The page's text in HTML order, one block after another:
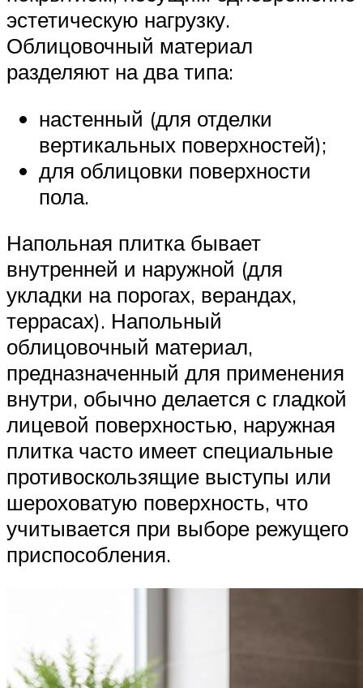
эстетическую нагрузку.
Облицовочный материал
разделяют на два типа:
настенный (для отделки
вертикальных поверхностей);
для облицовки поверхности
пола.
Напольная плитка бывает
внутренней и наружной (для
укладки на порогах, верандах,
террасах). Напольный
облицовочный материал,
предназначенный для применения
внутри, обычно делается с гладкой
лицевой поверхностью, наружная
плитка часто имеет специальные
противоскользящие выступы или
шероховатую поверхность, что
учитывается при выборе режущего
приспособления.